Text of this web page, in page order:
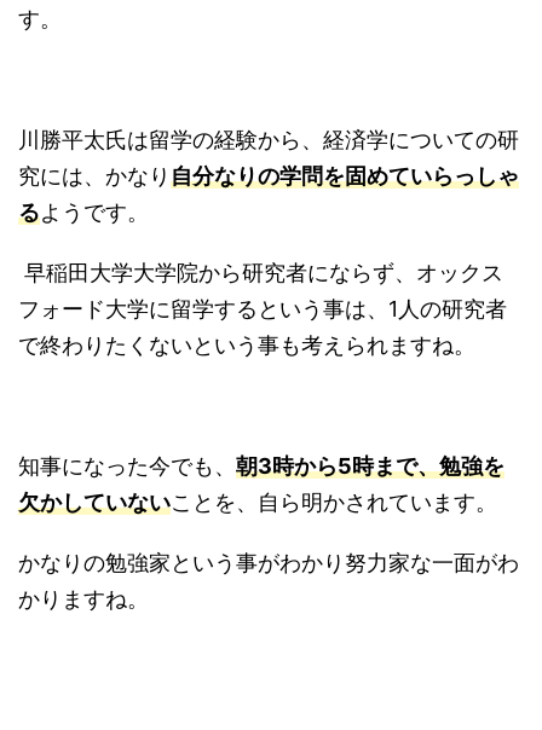
す。
川勝平太氏は留学の経験から、経済学についての研
究には、かなり自分なりの学問を固めていらっしゃ
るようです。
早稲田大学大学院から研究者にならず、オックス
フォード大学に留学するという事は、1人の研究者
で終わりたくないという事も考えられますね。
知事になった今でも、 朝3時から5時まで、勉強を
欠かしていないことを、自ら明かされています。
かなりの勉強家という事がわかり努力家な一面がわ
かりますね。